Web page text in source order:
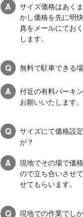
A
サイズ価格はあく
かし価格を先に明
真をメールにてお
します。
Q 無料で駐車できる
A
付近の有料パーキ
お願いいたします。
Q
サイズにて価格設
が？
A
現地でその場で価
ので立ち合いさせ
せてもらいます。
Q 現地での作業でし